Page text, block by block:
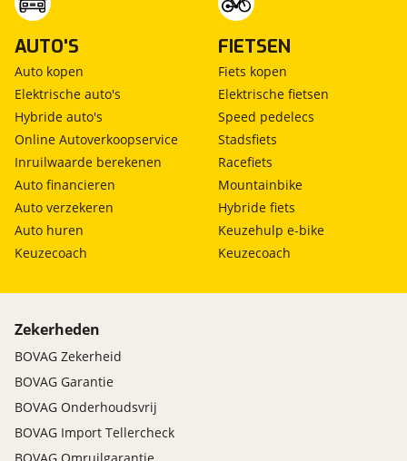
AUTO'S
Auto kopen
Elektrische auto's
Hybride auto's
Online Autoverkoopservice
Inruilwaarde berekenen
Auto financieren
Auto verzekeren
Auto huren
Keuzecoach
FIETSEN
Fiets kopen
Elektrische fietsen
Speed pedelecs
Stadsfiets
Racefiets
Mountainbike
Hybride fiets
Keuzehulp e-bike
Keuzecoach
Zekerheden
BOVAG Zekerheid
BOVAG Garantie
BOVAG Onderhoudsvrij
BOVAG Import Tellercheck